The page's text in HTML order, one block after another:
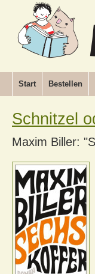
Start Bestellen
Schnitzel
Maxim Biller: